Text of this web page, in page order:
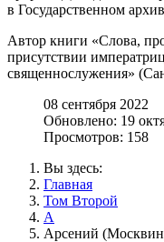
в Государственном
Автор книги «Слова,
присутствии
священнослужения»
08 сентября 2022
Обновлено: 19
Просмотров: 158
Вы здесь:
Главная
Том Второй
А
Арсений